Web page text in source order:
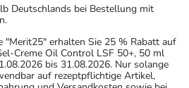
Deutschlands bei Bestellung mit
"Merit25" erhalten Sie 25 % Rabatt auf
Creme Oil Control LSF 50+, 50 ml
bis 31.08.2026. Nur solange
auf rezeptpflichtige Artikel,